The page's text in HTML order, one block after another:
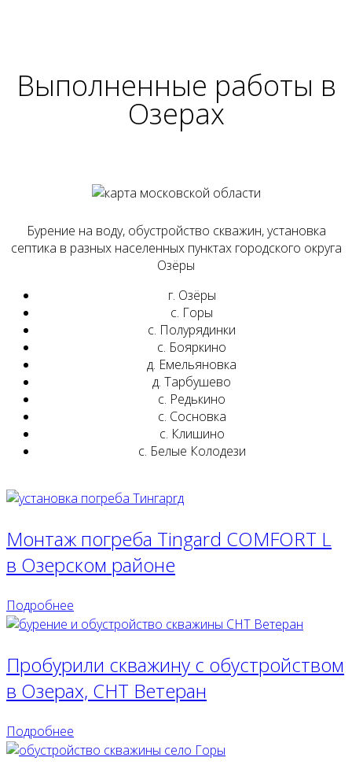
Выполненные работы в
Озерах
Бурение на воду, обустройство скважин, установка
септика в разных населенных пунктах городского округа
Озёры
г. Озёры
с. Горы
с. Полурядинки
с. Бояркино
д. Емельяновка
д. Тарбушево
с. Редькино
с. Сосновка
с. Клишино
с. Белые Колодези
Монтаж погреба Tingard COMFORT L
в Озерском районе
Подробнее
Пробурили скважину с обустройством
в Озерах, СНТ Ветеран
Подробнее